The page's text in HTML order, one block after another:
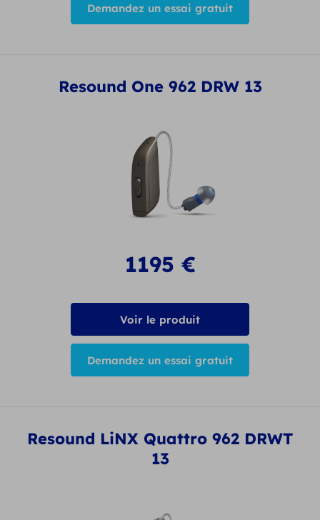
Demandez un essai gratuit
Resound One 962 DRW 13
1195 €
Voir le produit
Demandez un essai gratuit
Resound LiNX Quattro 962 DRWT
13